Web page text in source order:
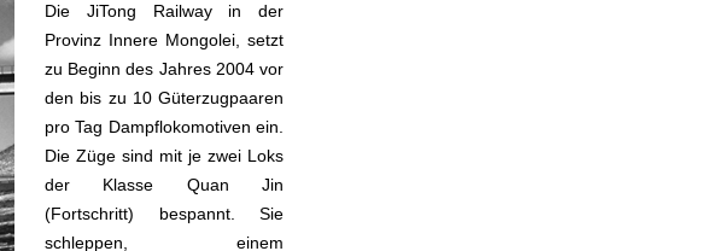
Die JiTong Railway in der
Provinz Innere Mongolei, setzt
zu Beginn des Jahres 2004 vor
den bis zu 10 Güterzugpaaren
pro Tag Dampflokomotiven ein.
Die Züge sind mit je zwei Loks
der Klasse Quan Jin
(Fortschritt) bespannt. Sie
schleppen, einem